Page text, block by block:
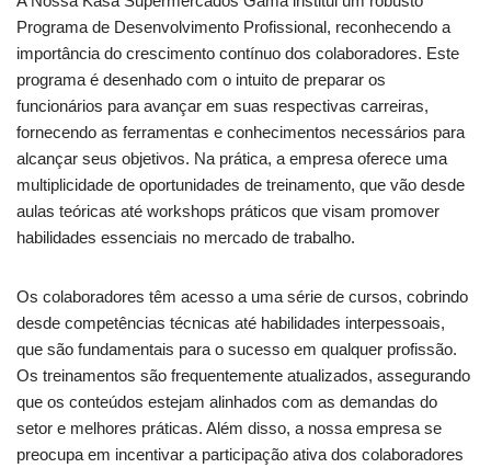
Programa de Desenvolvimento Profissional, reconhecendo a
importância do crescimento contínuo dos colaboradores. Este
programa é desenhado com o intuito de preparar os
funcionários para avançar em suas respectivas carreiras,
fornecendo as ferramentas e conhecimentos necessários para
alcançar seus objetivos. Na prática, a empresa oferece uma
multiplicidade de oportunidades de treinamento, que vão desde
aulas teóricas até workshops práticos que visam promover
habilidades essenciais no mercado de trabalho.
Os colaboradores têm acesso a uma série de cursos, cobrindo
desde competências técnicas até habilidades interpessoais,
que são fundamentais para o sucesso em qualquer profissão.
Os treinamentos são frequentemente atualizados, assegurando
que os conteúdos estejam alinhados com as demandas do
setor e melhores práticas. Além disso, a nossa empresa se
preocupa em incentivar a participação ativa dos colaboradores